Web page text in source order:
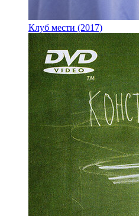
Клуб мести (2017)